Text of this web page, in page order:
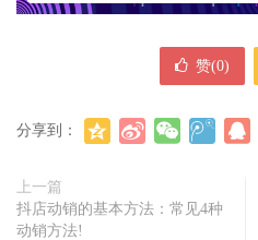
赞(0)
分享到：
上一篇
抖店动销的基本方法：常见4种
动销方法!